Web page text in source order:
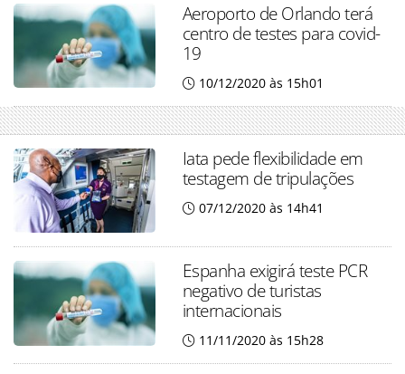
Aeroporto de Orlando terá
centro de testes para covid-
19
10/12/2020 às 15h01
Iata pede flexibilidade em
testagem de tripulações
07/12/2020 às 14h41
Espanha exigirá teste PCR
negativo de turistas
internacionais
11/11/2020 às 15h28